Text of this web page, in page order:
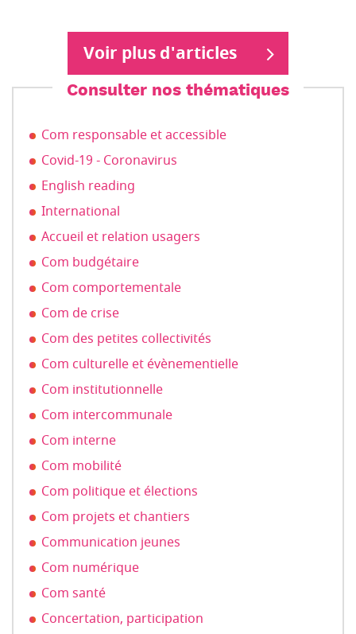
Voir plus d'articles
Consulter nos thématiques
Com responsable et accessible
Covid-19 - Coronavirus
English reading
International
Accueil et relation usagers
Com budgétaire
Com comportementale
Com de crise
Com des petites collectivités
Com culturelle et évènementielle
Com institutionnelle
Com intercommunale
Com interne
Com mobilité
Com politique et élections
Com projets et chantiers
Communication jeunes
Com numérique
Com santé
Concertation, participation